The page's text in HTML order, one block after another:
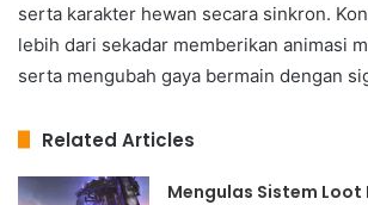
serta karakter hewan secara sinkron.
lebih dari sekadar memberikan animasi
serta mengubah gaya bermain dengan
Related Articles
Mengulas Sistem Loot